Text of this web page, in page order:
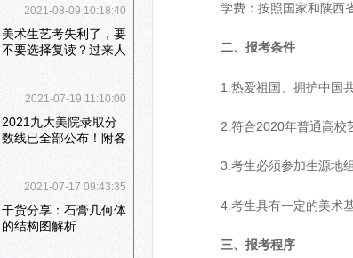
2021-08-09 10:18:40
美术生艺考失利了，要
不要选择复读？过来人
2021-07-19 11:10:00
2021九大美院录取分
数线已全部公布！附各
2021-07-17 09:43:35
干货分享：石膏几何体
的结构图解析
学费：按照国家和陕西省
二、报考条件
1.热爱祖国、拥护中国共
2.符合2020年普通高校艺
3.考生必须参加生源地组
4.考生具有一定的美术基
三、报考程序